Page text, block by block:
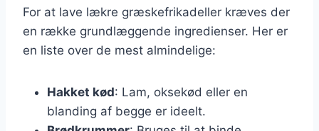
For at lave lækre græskefrikadeller kræves der
en række grundlæggende ingredienser. Her er
en liste over de mest almindelige:
Hakket kød: Lam, oksekød eller en
blanding af begge er ideelt.